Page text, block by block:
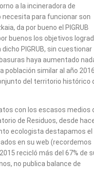
a la incineradora de
necesita para funcionar son
da por bueno el PIGRUB
buenos los objetivos
PIGRUB, sin cuestionar
haya aumentado
población similar al año
del territorio histórico
con los escasos medios
de Residuos, desde
ecologista destapamos el
en su web (recordemos
recicló más del 67% de
no publica balance de